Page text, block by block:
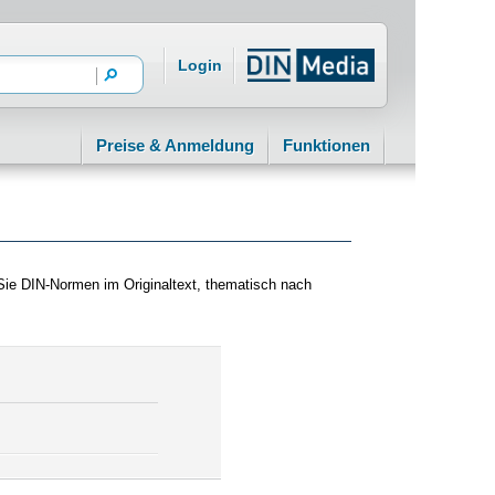
Login
Preise & Anmeldung Funktionen
DIN-Normen im Originaltext, thematisch nach